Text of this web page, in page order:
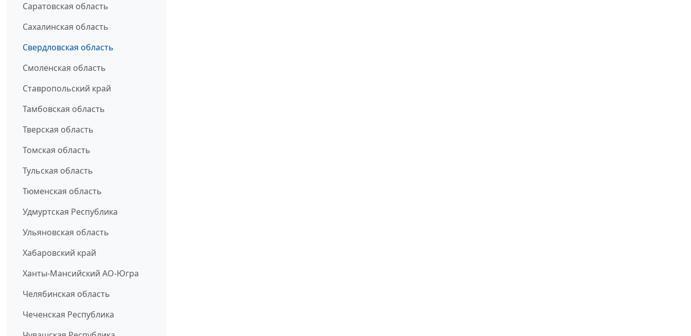
Саратовская область
Сахалинская область
Свердловская область
Смоленская область
Ставропольский край
Тамбовская область
Тверская область
Томская область
Тульская область
Тюменская область
Удмуртская Республика
Ульяновская область
Хабаровский край
Ханты-Мансийский АО-Югра
Челябинская область
Чеченская Республика